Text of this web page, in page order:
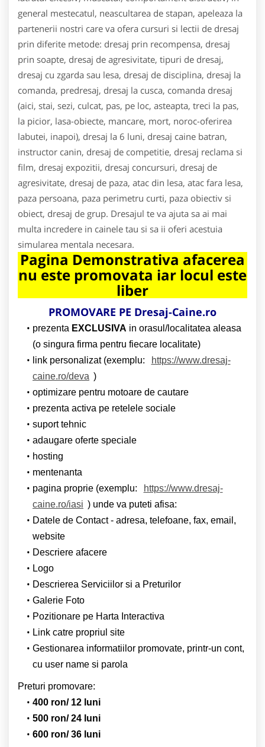
general mestecatul, neascultarea de stapan, apeleaza la
partenerii nostri care va ofera cursuri si lectii de dresaj
prin diferite metode: dresaj prin recompensa, dresaj
prin soapte, dresaj de agresivitate, tipuri de dresaj,
dresaj cu zgarda sau lesa, dresaj de disciplina, dresaj la
comanda, predresaj, dresaj la cusca, comanda dresaj
(aici, stai, sezi, culcat, pas, pe loc, asteapta, treci la pas,
la picior, lasa-obiecte, mancare, mort, noroc-oferirea
labutei, inapoi), dresaj la 6 luni, dresaj caine batran,
instructor canin, dresaj de competitie, dresaj reclama si
film, dresaj expozitii, dresaj concursuri, dresaj de
agresivitate, dresaj de paza, atac din lesa, atac fara lesa,
paza persoana, paza perimetru curti, paza obiectiv si
obiect, dresaj de grup. Dresajul te va ajuta sa ai mai
multa incredere in cainele tau si sa ii oferi acestuia
simularea mentala necesara.
Pagina Demonstrativa afacerea
nu este promovata iar locul este
liber
PROMOVARE PE Dresaj-Caine.ro
prezenta EXCLUSIVA in orasul/localitatea aleasa
(o singura firma pentru fiecare localitate)
link personalizat (exemplu:
https://www.dresaj-
caine.ro/deva )
optimizare pentru motoare de cautare
prezenta activa pe retelele sociale
suport tehnic
adaugare oferte speciale
hosting
mentenanta
pagina proprie (exemplu:
https://www.dresaj-
caine.ro/iasi ) unde va puteti afisa:
Datele de Contact - adresa, telefoane, fax, email,
website
Descriere afacere
Logo
Descrierea Serviciilor si a Preturilor
Galerie Foto
Pozitionare pe Harta Interactiva
Link catre propriul site
Gestionarea informatiilor promovate, printr-un cont,
cu user name si parola
Preturi promovare:
400 ron/ 12 luni
500 ron/ 24 luni
600 ron/ 36 luni